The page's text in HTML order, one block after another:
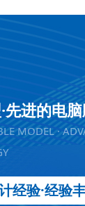
先进的电
MODEL ·
经验·经验